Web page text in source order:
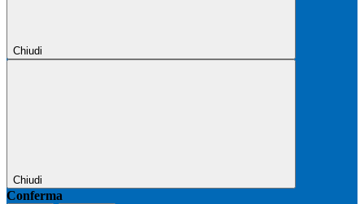
Chiudi
Chiudi
Conferma